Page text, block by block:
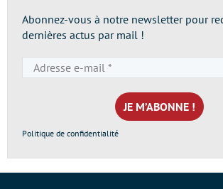
Abonnez-vous à notre newsletter pour
dernières actus par mail !
e-
mail
*
Politique de confidentialité